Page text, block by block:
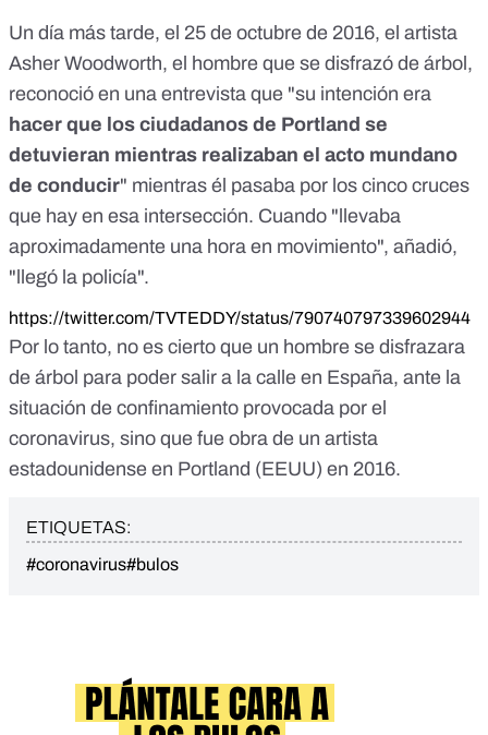
Un día más tarde, el 25 de octubre de 2016, el artista
Asher Woodworth, el hombre que se disfrazó de árbol,
reconoció en una entrevista que "su intención era
hacer que los ciudadanos de Portland se
detuvieran mientras realizaban el acto mundano
de conducir" mientras él pasaba por los cinco cruces
que hay en esa intersección. Cuando "llevaba
aproximadamente una hora en movimiento", añadió,
"llegó la policía".
https://twitter.com/TVTEDDY/status/790740797339602944
Por lo tanto, no es cierto que un hombre se disfrazara
de árbol para poder salir a la calle en España, ante la
situación de confinamiento provocada por el
coronavirus, sino que fue obra de un artista
estadounidense en Portland (EEUU) en 2016.
ETIQUETAS:
#coronavirus#bulos